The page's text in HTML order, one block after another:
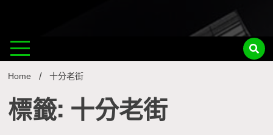
Home 十分老街
標籤: 十分老街